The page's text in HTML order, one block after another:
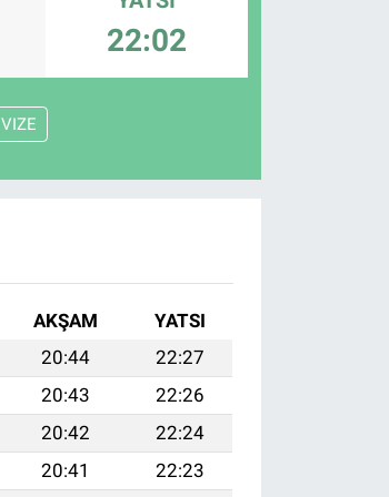
22:02
VIZE
AKŞAM
YATSI
20:44
22:27
20:43
22:26
20:42
22:24
20:41
22:23